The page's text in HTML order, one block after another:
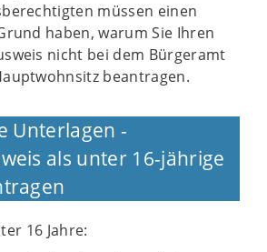
müssen einen
haben, warum Sie Ihren
nicht bei dem Bürgeramt
beantragen.
Unterlagen -
als unter 16-jährige
16 Jahre: